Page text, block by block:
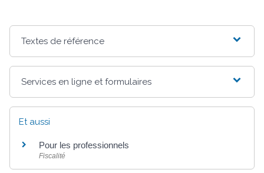
Textes de référence
Services en ligne et formulaires
Et aussi
Pour les professionnels
Fiscalité